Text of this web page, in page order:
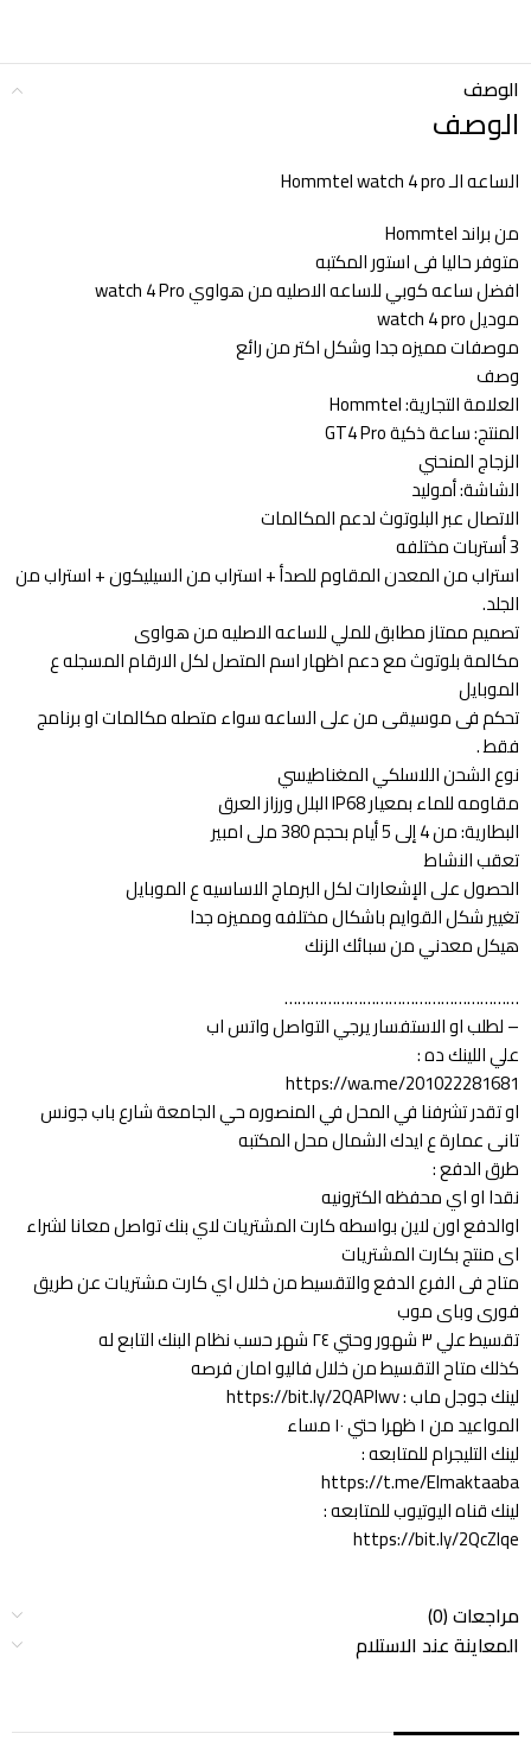
الوصف
الوصف
الساعه الـ Hommtel watch 4 pro
من براند Hommtel
متوفر حاليا فى استور المكتبه
افضل ساعه كوبي للساعه الاصليه من هواوي watch 4 Pro
موديل watch 4 pro
موصفات مميزه جدا وشكل اكتر من رائع
وصف
العلامة التجارية: Hommtel
المنتج: ساعة ذكية GT4 Pro
الزجاج المنحني
الشاشة: أموليد
الاتصال عبر البلوتوث لدعم المكالمات
3 أستربات مختلفه
استراب من المعدن المقاوم للصدأ + استراب من السيليكون + استراب من
الجلد.
تصميم ممتاز مطابق للملي للساعه الاصليه من هواوى
مكالمة بلوتوث مع دعم اظهار اسم المتصل لكل الارقام المسجله ع
الموبايل
تحكم فى موسيقى من على الساعه سواء متصله مكالمات او برنامج
فقط .
نوع الشحن اللاسلكي المغناطيسي
مقاومه للماء بمعيار IP68 البلل ورزاز العرق
البطارية: من 4 إلى 5 أيام بحجم 380 ملى امبير
تعقب النشاط
الحصول على الإشعارات لكل البرماج الاساسيه ع الموبايل
تغيير شكل القوايم باشكال مختلفه ومميزه جدا
هيكل معدني من سبائك الزنك
………………………………………………
– لطلب او الاستفسار يرجي التواصل واتس اب
علي اللينك ده :
https://wa.me/201022281681
او تقدر تشرفنا في المحل في المنصوره حي الجامعة شارع باب جونس
تانى عمارة ع ايدك الشمال محل المكتبه
طرق الدفع :
نقدا او اي محفظه الكترونيه
اوالدفع اون لاين بواسطه كارت المشتريات لاي بنك تواصل معانا لشراء
اى منتج بكارت المشتريات
متاح فى الفرع الدفع والتقسيط من خلال اي كارت مشتريات عن طريق
فورى وباى موب
تقسيط علي ٣ شهور وحتي ٢٤ شهر حسب نظام البنك التابع له
كذلك متاح التقسيط من خلال فاليو امان فرصه
لينك جوجل ماب : https://bit.ly/2QAPlwv
المواعيد من ١ ظهرا حتي ١٠ مساء
لينك التليجرام للمتابعه :
https://t.me/Elmaktaaba
لينك قناه اليوتيوب للمتابعه :
https://bit.ly/2QcZIqe
مراجعات (0)
المعاينة عند الاستلام